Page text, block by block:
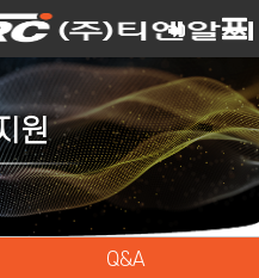
원
Q&A